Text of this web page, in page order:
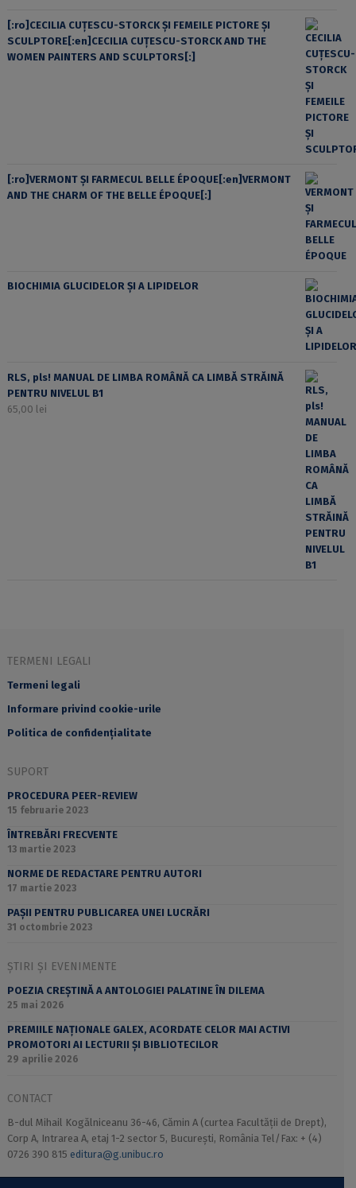
[:ro]CECILIA CUŢESCU-STORCK ŞI FEMEILE PICTORE ŞI
SCULPTORE[:en]CECILIA CUŢESCU-STORCK AND THE
WOMEN PAINTERS AND SCULPTORS[:]
[:ro]VERMONT ȘI FARMECUL BELLE ÉPOQUE[:en]VERMONT
AND THE CHARM OF THE BELLE ÉPOQUE[:]
BIOCHIMIA GLUCIDELOR ȘI A LIPIDELOR
RLS, pls! MANUAL DE LIMBA ROMÂNĂ CA LIMBĂ STRĂINĂ
PENTRU NIVELUL B1
65,00 lei
TERMENI LEGALI
Termeni legali
Informare privind cookie-urile
Politica de confidențialitate
SUPORT
PROCEDURA PEER-REVIEW
15 februarie 2023
ÎNTREBĂRI FRECVENTE
13 martie 2023
NORME DE REDACTARE PENTRU AUTORI
17 martie 2023
PAȘII PENTRU PUBLICAREA UNEI LUCRĂRI
31 octombrie 2023
ȘTIRI ȘI EVENIMENTE
POEZIA CREȘTINĂ A ANTOLOGIEI PALATINE ÎN DILEMA
25 mai 2026
PREMIILE NAȚIONALE GALEX, ACORDATE CELOR MAI ACTIVI
PROMOTORI AI LECTURII ȘI BIBLIOTECILOR
29 aprilie 2026
CONTACT
B-dul Mihail Kogălniceanu 36-46, Cămin A (curtea Facultății de Drept),
Corp A, Intrarea A, etaj 1-2 sector 5, București, România Tel/Fax: + (4)
0726 390 815 editura@g.unibuc.ro